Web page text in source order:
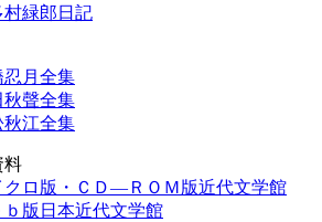
村緑郎日記
忍月全集
秋聲全集
秋江全集
料
クロ版・ＣＤ―ＲＯＭ版近代文学館
ｂ版日本近代文学館